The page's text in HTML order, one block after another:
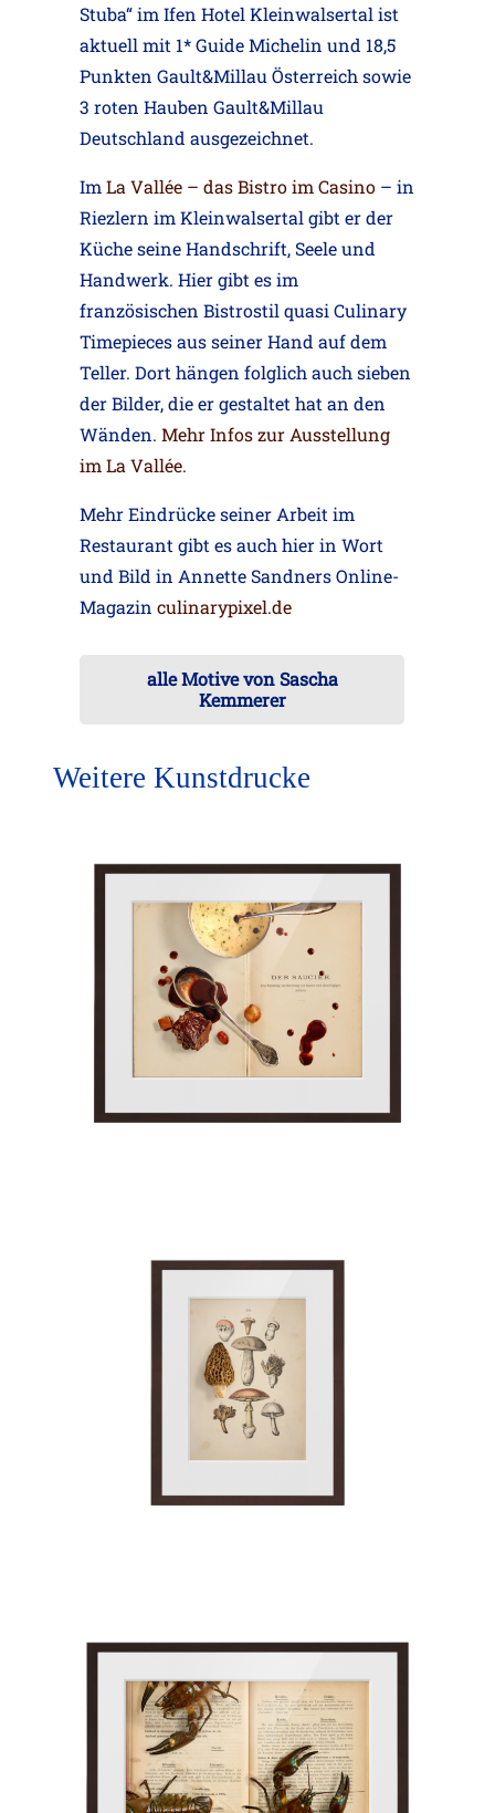
Stuba“ im Ifen Hotel Kleinwalsertal ist
aktuell mit 1* Guide Michelin und 18,5
Punkten Gault&Millau Österreich sowie
3 roten Hauben Gault&Millau
Deutschland ausgezeichnet.
Im La Vallée – das Bistro im Casino – in
Riezlern im Kleinwalsertal gibt er der
Küche seine Handschrift, Seele und
Handwerk. Hier gibt es im
französischen Bistrostil quasi Culinary
Timepieces aus seiner Hand auf dem
Teller. Dort hängen folglich auch sieben
der Bilder, die er gestaltet hat an den
Wänden. Mehr Infos zur Ausstellung
im La Vallée.
Mehr Eindrücke seiner Arbeit im
Restaurant gibt es auch hier in Wort
und Bild in Annette Sandners Online-
Magazin culinarypixel.de
alle Motive von Sascha
Kemmerer
Weitere Kunstdrucke